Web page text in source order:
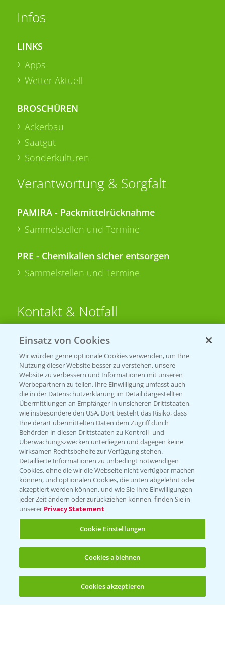
(noch 4)
Infos
LINKS
Apps
Wetter Aktuell
BROSCHÜREN
Ackerbau
Saatgut
Sonderkulturen
Verantwortung & Sorgfalt
PAMIRA - Packmittelrücknahme
Sammelstellen und Termine
PRE - Chemikalien sicher entsorgen
Sammelstellen und Termine
Kontakt & Notfall
Beratung auf WhatsApp
T.+49 (0)174 346 564 1
KONTAKT
Hilfe in Notfällen
T.+49 (0)214/30-20220
Folgen Sie uns
Allgemeine Nutzungsbedingungen
Datenschutzerklärung
Einsatz von Cookies
Wir würden gerne optionale Cookies verwenden, um Ihre
Nutzung dieser Website besser zu verstehen, unsere
Website zu verbessern und Informationen mit unseren
Werbepartnern zu teilen. Ihre Einwilligung umfasst auch
die in der Datenschutzerklärung im Detail dargestellten
Übermittlungen an Empfänger in unsicheren Drittstaaten,
wie insbesondere den USA. Dort besteht das Risiko, dass
Ihre derart übermittelten Daten dem Zugriff durch
Behörden in diesen Drittstaaten zu Kontroll- und
Überwachungszwecken unterliegen und dagegen keine
wirksamen Rechtsbehelfe zur Verfügung stehen.
Detaillierte Informationen zu unbedingt notwendigen
Cookies, ohne die wir die Webseite nicht verfügbar machen
können, und optionalen Cookies, die unten abgelehnt oder
akzeptiert werden können, und wie Sie Ihre Einwilligungen
jeder Zeit ändern oder zurückziehen können, finden Sie in
unserer Privacy Statement
Cookie Einstellungen
Cookies ablehnen
Cookies akzeptieren